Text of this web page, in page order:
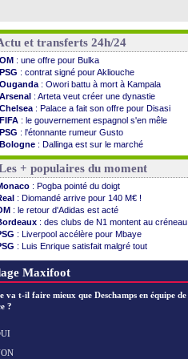
et transferts 24h/24
OM : une offre pour Bulka
PSG : contrat signé pour Akliouche
Ouganda : Owori battu à mort à Kampala
Arsenal : Arteta veut créer une dynastie
Chelsea : Palace a fait son offre pour Disasi
FIFA : le gouvernement espagnol s'en mêle
PSG : l'étonnante rumeur Gusto
Bologne : Dallinga est sur le marché
OM: accord trouvé avec Man City pour Rulli
OM: Medina vers Leverkusen pour 25 M€
Uruguay: Forlan nommé sélectionneur (officiel)
Séville : Juanlu signe à Bournemouth (officiel)
PSG : Ndjantou heureux d'avoir rejoué
Real: Diomandé pour 140 M€ ! (officiel)
Man City : Rodri préfère le Barça au Real !
Rennes : Aït Boudlal veut rejoindre Fulham
Aston Villa: Liverpool cible aussi Konsa
Le Havre: Diaw va signer à Lille
Bordeaux: les mots de Mavuba
FIFA
+ populaires du moment
: Pogba pointé du doigt
: Diomandé arrive pour 140 M€ !
: le retour d'Adidas est acté
: des clubs de N1 montent au créneau
: Liverpool accélère pour Mbaye
: Luis Enrique satisfait malgré tout
: Fonseca prend cher sur les réseaux
Maxifoot
va t-il faire mieux que Deschamps en équipe de
?